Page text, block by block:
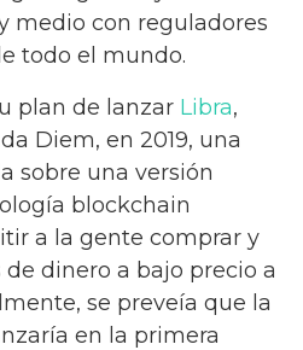
medio con reguladores
todo el mundo.
plan de lanzar Libra,
Diem, en 2019, una
sobre una versión
blockchain
a la gente comprar y
dinero a bajo precio a
se preveía que la
en la primera